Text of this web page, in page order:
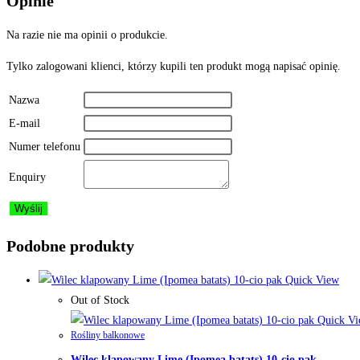
Na razie nie ma opinii o produkcie.
Tylko zalogowani klienci, którzy kupili ten produkt mogą napisać opinię.
Nazwa
E-mail
Numer telefonu
Enquiry
Podobne produkty
Quick View
Out of Stock
Quick
Rośliny balkonowe